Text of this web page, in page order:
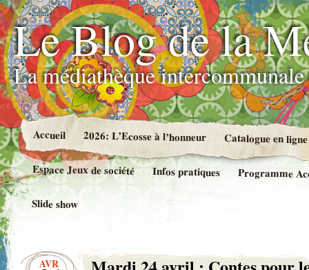
Le Blog de la
La médiathèque
Accueil 2026: L’Ecosse à l’honneur Catalogue en
Espace Jeux de société Infos pratiques Programme
Slide show
AVR